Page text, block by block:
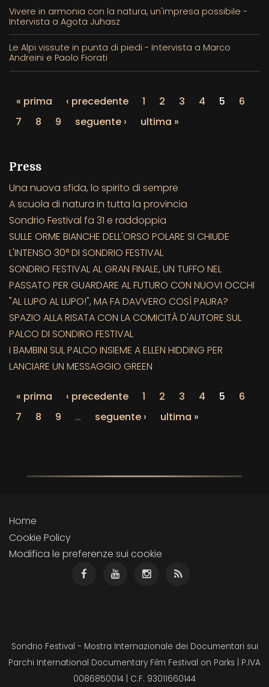
Vivere in armonia con la natura, un'impresa possibile -
Intervista a Agota Juhasz
Le Alpi vissute in punta di piedi - Intervista a Marco
Andreini e Paolo Fiorati
« prima ‹ precedente 1 2 3 4 5
6
7
8 9 seguente › ultima »
Press
Una nuova sfida, lo spirito di sempre
A scuola di natura in tutta la provincia
Sondrio Festival fa 31 e raddoppia
SULLE ORME BIANCHE DELL'ORSO POLARE SI CHIUDE
L'INTENSO 30° DI SONDRIO FESTIVAL
SONDRIO FESTIVAL AL GRAN FINALE, UN TUFFO NEL
PASSATO PER GUARDARE AL FUTURO CON NUOVI OCCHI
"AL LUPO AL LUPO!", MA FA DAVVERO COSÌ PAURA?
SPAZIO ALLA RISATA CON LA COMICITÀ D'AUTORE SUL
PALCO DI SONDIRO FESTIVAL
I BAMBINI SUL PALCO INSIEME A ELLEN HIDDING PER
LANCIARE UN MESSAGGIO GREEN
« prima ‹ precedente 1 2 3 4 5
6
7
8 9 … seguente › ultima »
Home
Cookie Policy
Modifica le preferenze sui cookie
Sondrio Festival - Mostra Internazionale dei Documentari sui
Parchi International Documentary Film Festival on Parks | P.IVA
0086850014 | C.F. 93011660144